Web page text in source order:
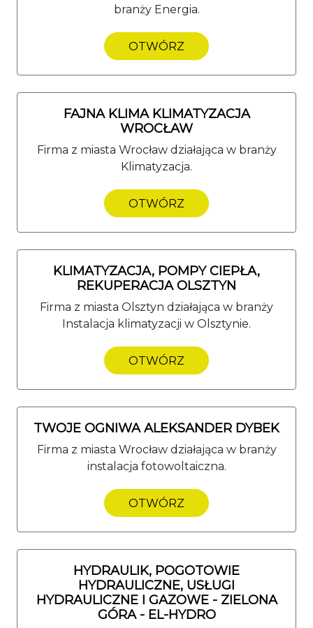
branży Energia.
OTWÓRZ
FAJNA KLIMA KLIMATYZACJA
WROCŁAW
Firma z miasta Wrocław działająca w branży
Klimatyzacja.
OTWÓRZ
KLIMATYZACJA, POMPY CIEPŁA,
REKUPERACJA OLSZTYN
Firma z miasta Olsztyn działająca w branży
Instalacja klimatyzacji w Olsztynie.
OTWÓRZ
TWOJE OGNIWA ALEKSANDER DYBEK
Firma z miasta Wrocław działająca w branży
instalacja fotowoltaiczna.
OTWÓRZ
HYDRAULIK, POGOTOWIE
HYDRAULICZNE, USŁUGI
HYDRAULICZNE I GAZOWE - ZIELONA
GÓRA - EL-HYDRO